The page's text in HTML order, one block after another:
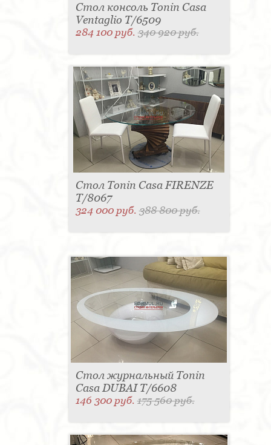
Стол консоль Tonin Casa
Ventaglio T/6509
284 100 руб.340 920 руб.
Стол Tonin Casa FIRENZE
T/8067
324 000 руб.388 800 руб.
Стол журнальный Tonin
Casa DUBAI T/6608
146 300 руб.175 560 руб.